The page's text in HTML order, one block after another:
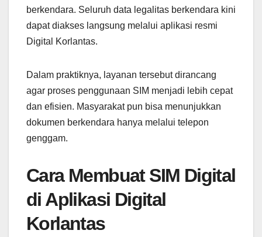
berkendara. Seluruh data legalitas berkendara kini
dapat diakses langsung melalui aplikasi resmi
Digital Korlantas.
Dalam praktiknya, layanan tersebut dirancang
agar proses penggunaan SIM menjadi lebih cepat
dan efisien. Masyarakat pun bisa menunjukkan
dokumen berkendara hanya melalui telepon
genggam.
Cara Membuat SIM Digital
di Aplikasi Digital
Korlantas